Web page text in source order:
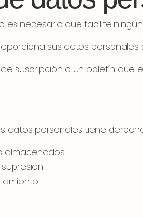
es necesario que facilite
sus datos personales
suscripción o un boletín que
datos personales tiene
almacenados.